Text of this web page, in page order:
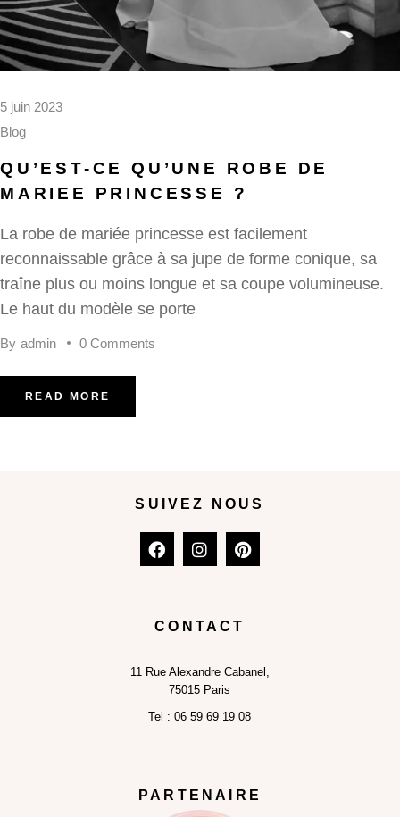
5 juin 2023
Blog
QU’EST-CE QU’UNE ROBE DE
MARIEE PRINCESSE ?
La robe de mariée princesse est facilement
reconnaissable grâce à sa jupe de forme conique, sa
traîne plus ou moins longue et sa coupe volumineuse.
Le haut du modèle se porte
READ MORE
By admin 0 Comments
SUIVEZ NOUS
CONTACT
11Rue Alexandre Cabanel,
75015 Paris
Tel :06 59 69 19 08
PARTENAIRE